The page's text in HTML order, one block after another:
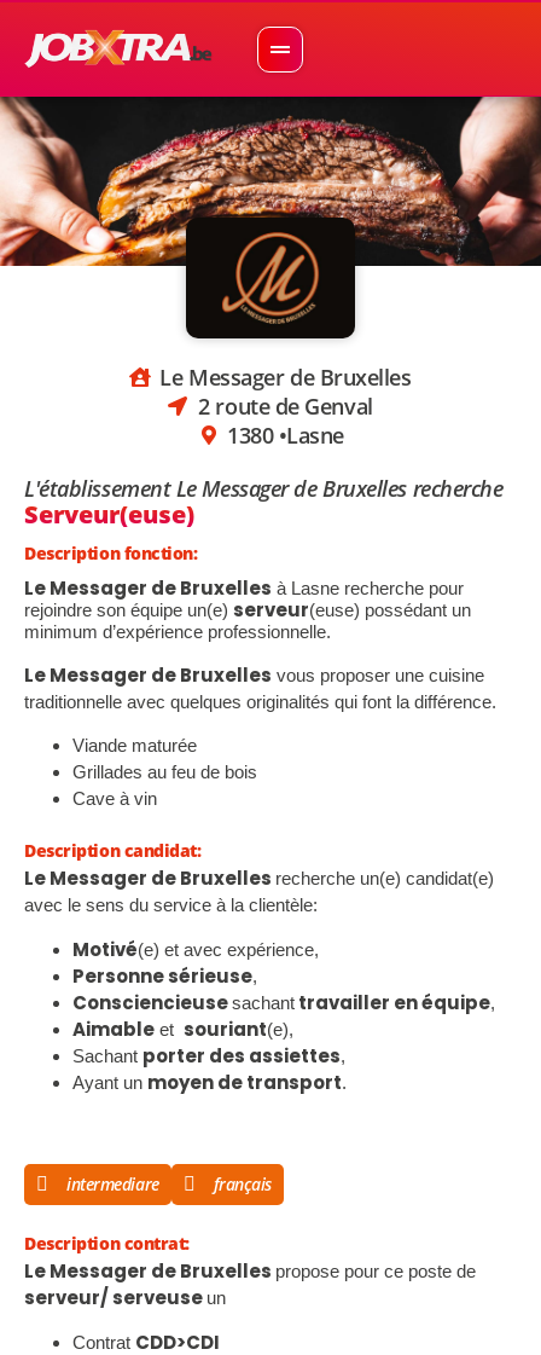
Le Messager de Bruxelles
2 route de Genval
1380 •Lasne
L'établissement Le Messager de Bruxelles recherche
Serveur(euse)
Description fonction:
Le Messager de Bruxelles à Lasne recherche pour
rejoindre son équipe un(e) serveur(euse) possédant un
minimum d’expérience professionnelle.
Le Messager de Bruxelles vous proposer une cuisine
traditionnelle avec quelques originalités qui font la différence.
Viande maturée
Grillades au feu de bois
Cave à vin
Description candidat:
Le Messager de Bruxelles recherche un(e) candidat(e)
avec le sens du service à la clientèle:
Motivé(e) et avec expérience,
Personne sérieuse,
Consciencieusesachant travailler en équipe,
Aimable et souriant(e),
Sachant porter des assiettes,
Ayant un moyen de transport.
intermediare français
Description contrat:
Le Messager de Bruxelles propose pour ce poste de
serveur/ serveuse un
Contrat CDD>CDI